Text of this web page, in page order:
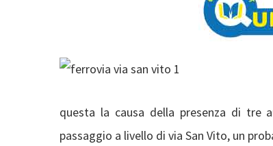
questa la causa della presenza di tre
passaggio a livello di via San Vito, un